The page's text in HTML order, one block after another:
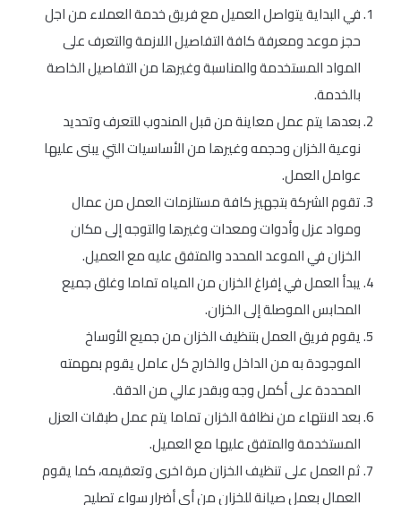
في البداية يتواصل العميل مع فريق خدمة العملاء من اجل
حجز موعد ومعرفة كافة التفاصيل اللازمة والتعرف على
المواد المستخدمة والمناسبة وغيرها من التفاصيل الخاصة
بالخدمة.
بعدها يتم عمل معاينة من قبل المندوب للتعرف وتحديد
نوعية الخزان وحجمه وغيرها من الأساسيات التي يبنى عليها
عوامل العمل.
تقوم الشركة بتجهيز كافة مستلزمات العمل من عمال
ومواد عزل وأدوات ومعدات وغيرها والتوجه إلى مكان
الخزان في الموعد المحدد والمتفق عليه مع العميل.
يبدأ العمل في إفراغ الخزان من المياه تماما وغلق جميع
المحابس الموصلة إلى الخزان.
يقوم فريق العمل بتنظيف الخزان من جميع الأوساخ
الموجودة به من الداخل والخارج كل عامل يقوم بمهمته
المحددة على أكمل وجه وبقدر عالي من الدقة.
بعد الانتهاء من نظافة الخزان تماما يتم عمل طبقات العزل
المستخدمة والمتفق عليها مع العميل.
ثم العمل على تنظيف الخزان مرة اخرى وتعقيمه، كما يقوم
العمال بعمل صيانة للخزان من أي أضرار سواء تصليح